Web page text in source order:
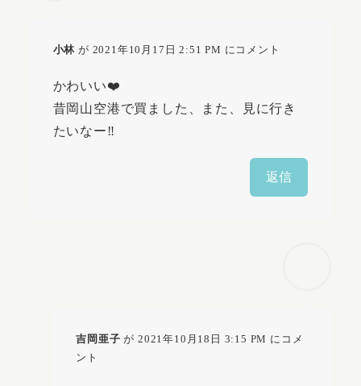
小林 が 2021年10月17日 2:51 PM にコメント
かわいい❤️
昔岡山空港で買ました、また、見に行き
たいなー‼️
返信
吉岡亜子 が 2021年10月18日 3:15 PM にコメ
ント